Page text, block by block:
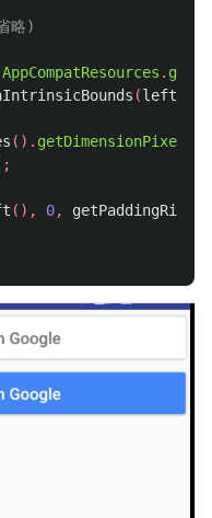
略)
AppCompatResources .
(
().
(), 0, getPaddingRight